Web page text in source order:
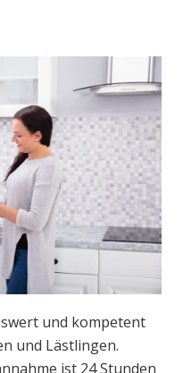
und kompetent
und Lästlingen.